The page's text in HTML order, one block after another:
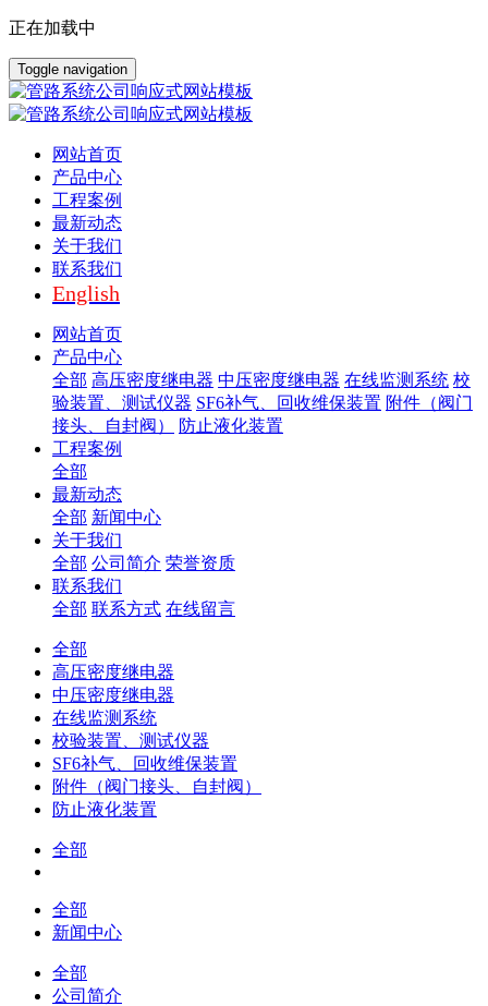
正在加载中
Toggle navigation
网站首页
产品中心
工程案例
最新动态
关于我们
联系我们
English
网站首页
产品中心
全部 高压密度继电器 中压密度继电器 在线监测系统 校
验装置、测试仪器 SF6补气、回收维保装置 附件（阀门
接头、自封阀）
防止液化装置
工程案例
全部
最新动态
全部 新闻中心
关于我们
全部 公司简介 荣誉资质
联系我们
全部 联系方式 在线留言
全部
高压密度继电器
中压密度继电器
在线监测系统
校验装置、测试仪器
SF6补气、回收维保装置
附件（阀门接头、自封阀）
防止液化装置
全部
全部
新闻中心
全部
公司简介